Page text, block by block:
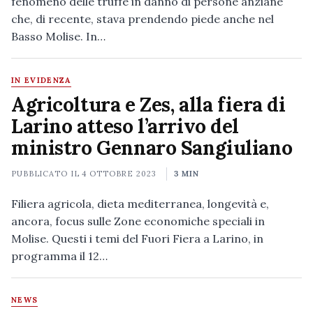
che, di recente, stava prendendo piede anche nel
Basso Molise. In…
IN EVIDENZA
Agricoltura e Zes, alla fiera di
Larino atteso l’arrivo del
ministro Gennaro Sangiuliano
PUBBLICATO IL4 OTTOBRE 2023 3 MIN
Filiera agricola, dieta mediterranea, longevità e,
ancora, focus sulle Zone economiche speciali in
Molise. Questi i temi del Fuori Fiera a Larino, in
programma il 12…
NEWS